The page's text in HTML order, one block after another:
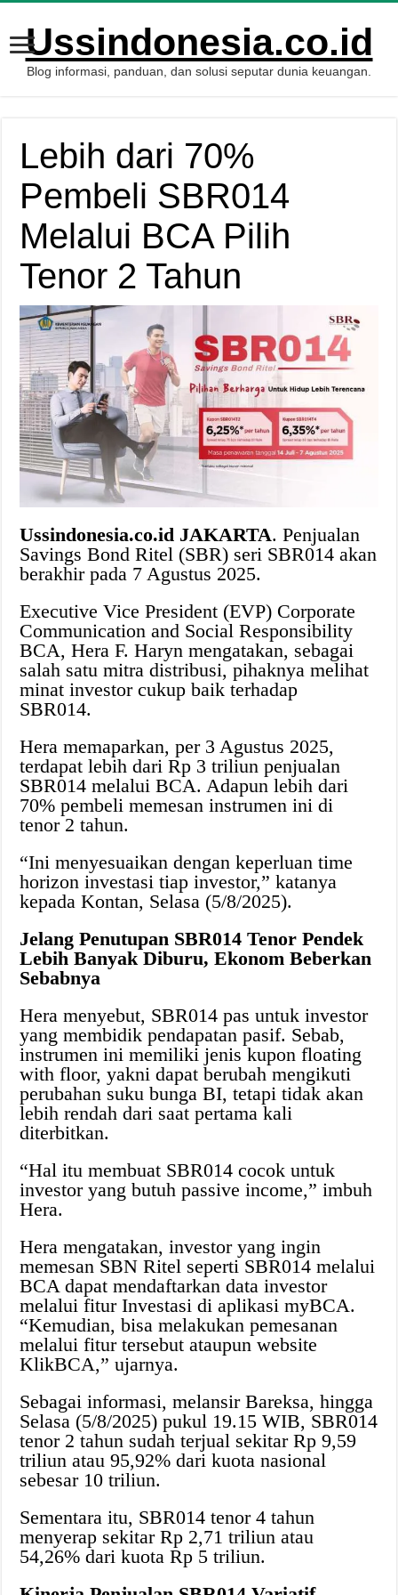
Ussindonesia.co.id
Blog informasi, panduan, dan solusi seputar dunia keuangan.
Lebih dari 70%
Pembeli SBR014
Melalui BCA Pilih
Tenor 2 Tahun
Ussindonesia.co.id JAKARTA. Penjualan
Savings Bond Ritel (SBR) seri SBR014 akan
berakhir pada 7 Agustus 2025.
Executive Vice President (EVP) Corporate
Communication and Social Responsibility
BCA, Hera F. Haryn mengatakan, sebagai
salah satu mitra distribusi, pihaknya melihat
minat investor cukup baik terhadap
SBR014.
Hera memaparkan, per 3 Agustus 2025,
terdapat lebih dari Rp 3 triliun penjualan
SBR014 melalui BCA. Adapun lebih dari
70% pembeli memesan instrumen ini di
tenor 2 tahun.
“Ini menyesuaikan dengan keperluan time
horizon investasi tiap investor,” katanya
kepada Kontan, Selasa (5/8/2025).
Jelang Penutupan SBR014 Tenor Pendek
Lebih Banyak Diburu, Ekonom Beberkan
Sebabnya
Hera menyebut, SBR014 pas untuk investor
yang membidik pendapatan pasif. Sebab,
instrumen ini memiliki jenis kupon floating
with floor, yakni dapat berubah mengikuti
perubahan suku bunga BI, tetapi tidak akan
lebih rendah dari saat pertama kali
diterbitkan.
“Hal itu membuat SBR014 cocok untuk
investor yang butuh passive income,” imbuh
Hera.
Hera mengatakan, investor yang ingin
memesan SBN Ritel seperti SBR014 melalui
BCA dapat mendaftarkan data investor
melalui fitur Investasi di aplikasi myBCA.
“Kemudian, bisa melakukan pemesanan
melalui fitur tersebut ataupun website
KlikBCA,” ujarnya.
Sebagai informasi, melansir Bareksa, hingga
Selasa (5/8/2025) pukul 19.15 WIB, SBR014
tenor 2 tahun sudah terjual sekitar Rp 9,59
triliun atau 95,92% dari kuota nasional
sebesar 10 triliun.
Sementara itu, SBR014 tenor 4 tahun
menyerap sekitar Rp 2,71 triliun atau
54,26% dari kuota Rp 5 triliun.